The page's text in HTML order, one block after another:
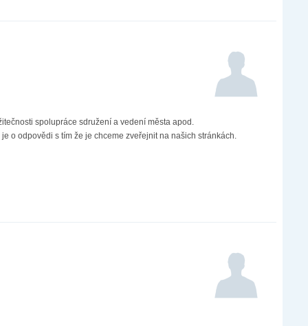
spolupráce sdružení a vedení města apod.
o odpovědi s tím že je chceme zveřejnit na našich stránkách.